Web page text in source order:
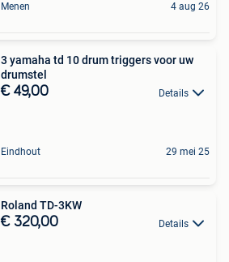
Menen 4 aug 26
3 yamaha td 10 drum triggers voor uw
drumstel
€ 49,00 Details
Eindhout 29 mei 25
Roland TD-3KW
€ 320,00 Details